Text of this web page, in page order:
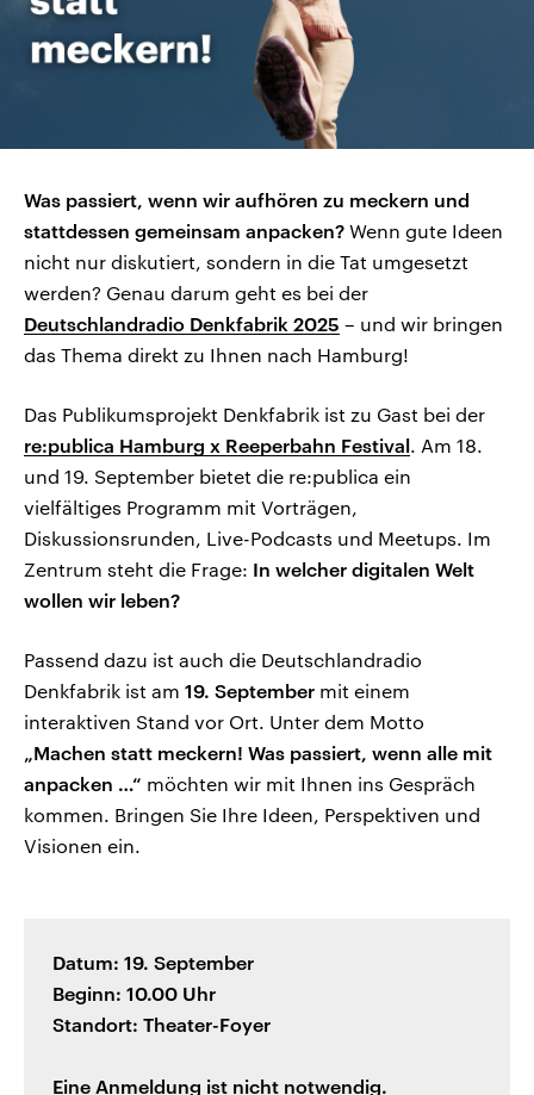
Was passiert, wenn wir aufhören zu meckern und
stattdessen gemeinsam anpacken? Wenn gute Ideen
nicht nur diskutiert, sondern in die Tat umgesetzt
werden? Genau darum geht es bei der
Deutschlandradio Denkfabrik 2025 – und wir bringen
das Thema direkt zu Ihnen nach Hamburg!
Das Publikumsprojekt Denkfabrik ist zu Gast bei der
re:publica Hamburg x Reeperbahn Festival. Am 18.
und 19. September bietet die re:publica ein
vielfältiges Programm mit Vorträgen,
Diskussionsrunden, Live-Podcasts und Meetups. Im
Zentrum steht die Frage: In welcher digitalen Welt
wollen wir leben?
Passend dazu ist auch die Deutschlandradio
Denkfabrik ist am 19. September mit einem
interaktiven Stand vor Ort. Unter dem Motto
„Machen statt meckern! Was passiert, wenn alle mit
anpacken …“ möchten wir mit Ihnen ins Gespräch
kommen. Bringen Sie Ihre Ideen, Perspektiven und
Visionen ein.
Datum: 19. September
Beginn: 10.00 Uhr
Standort: Theater-Foyer
Eine Anmeldung ist nicht notwendig.